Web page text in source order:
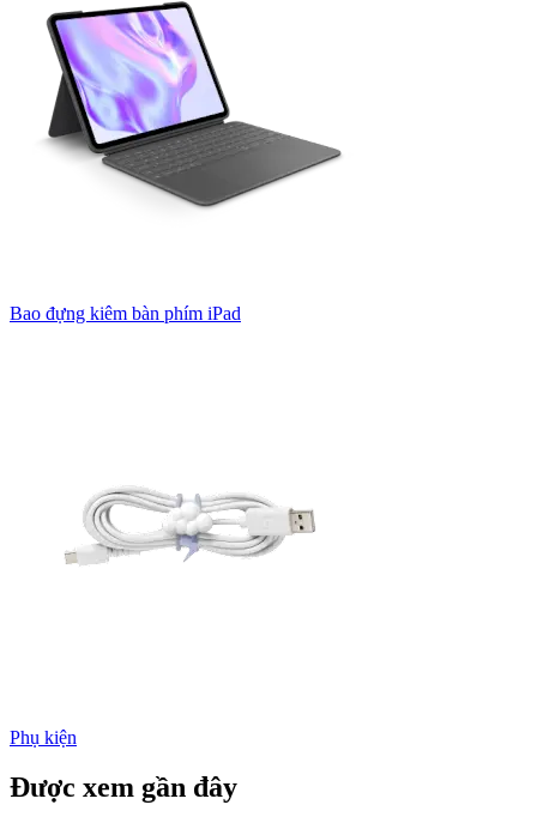
Bao đựng kiêm bàn phím iPad
Phụ kiện
Được xem gần đây